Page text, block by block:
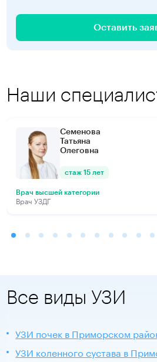
Оставить
Наши
Семенова
Татьяна
Олеговна
стаж 15 лет
Врач высшей категории
Врач УЗДГ
Все виды УЗИ
УЗИ почек в Приморском
УЗИ коленного сустава в